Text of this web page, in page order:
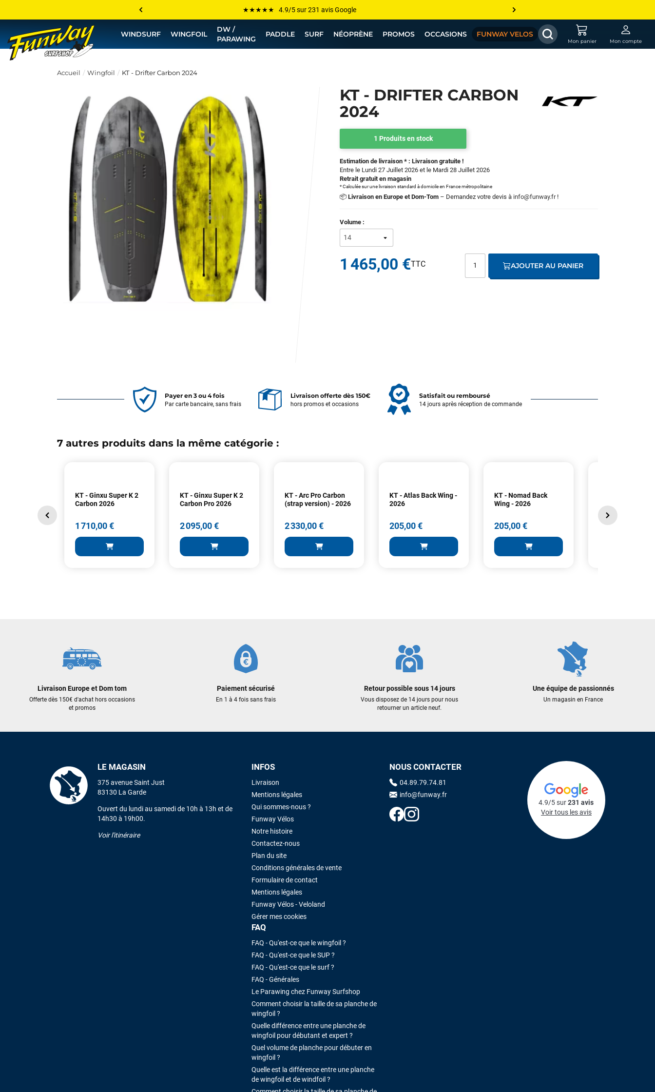
Les plus grandes marques sont chez Funway
💰 Meilleur prix garanti — Moins cher ailleurs ? On s’aligne !
WINDSURF WINGFOIL
DW /
PARAWING
PADDLE SURF NÉOPRÈNE PROMOS OCCASIONS FUNWAY VELOS
Mon panier Mon compte
Accueil Wingfoil KT - Drifter Carbon 2024
KT - DRIFTER CARBON
2024
1 Produits en stock
Estimation de livraison * : Livraison gratuite !
Entre le Lundi 27 Juillet 2026 et le Mardi 28 Juillet 2026
Retrait gratuit en magasin
* Calculée sur une livraison standard à domicile en France métropolitaine
📦 Livraison en Europe et Dom-Tom – Demandez votre devis à info@funway.fr!
Volume :
1 465,00 € AJOUTER AU PANIER
Payer en 3 ou 4 fois
Par carte bancaire, sans frais
Livraison offerte dès 150€
hors promos et occasions
Satisfait ou remboursé
14 jours après réception de commande
7 autres produits dans la même catégorie :
KT - Ginxu Super K 2
Carbon 2026
1 710,00 €
KT - Ginxu Super K 2
Carbon Pro 2026
2 095,00 €
KT - Arc Pro Carbon
(strap version) - 2026
2 330,00 €
KT - Atlas Back Wing -
2026
205,00 €
KT - Nomad Back
Wing - 2026
205,00 € 255,00 €
Livraison Europe et Dom tom
Offerte dès 150€ d'achat hors occasions
et promos
Paiement sécurisé
En 1 à 4 fois sans frais
Retour possible sous 14 jours
Vous disposez de 14 jours pour nous
retourner un article neuf.
Une équipe de passionnés
Un magasin en France
LE MAGASIN
375 avenue Saint Just
83130 La Garde
Ouvert du lundi au samedi de 10h à 13h et de
14h30 à 19h00.
Voir l'itinéraire
INFOS
Livraison
Mentions légales
Qui sommes-nous ?
Funway Vélos
Notre histoire
Contactez-nous
Plan du site
Conditions générales de vente
Formulaire de contact
Mentions légales
Funway Vélos - Veloland
Gérer mes cookies
FAQ
FAQ - Qu'est-ce que le wingfoil ?
FAQ - Qu'est-ce que le SUP ?
FAQ - Qu'est-ce que le surf ?
FAQ - Générales
Le Parawing chez Funway Surfshop
Comment choisir la taille de sa planche de
wingfoil ?
Quelle différence entre une planche de
wingfoil pour débutant et expert ?
Quel volume de planche pour débuter en
wingfoil ?
Quelle est la différence entre une planche
de wingfoil et de windfoil ?
NOUS CONTACTER
04.89.79.74.81
info@funway.fr
4.9/5 sur231 avis
Voir tous les avis
Découvrez quelques uns de vos
commentaires laissés sur Google
trouvé une pépite à laquelle je n'aurais jamais pensé ! Excellent conseil
excellent prix et en plus super sympas. Merci encore pour cette severne
dyno !
Maronui RICHMOND
il y a 2 mois
J'ai acheté une voile d'occasion depuis Tahiti. Super service. L'envoi a